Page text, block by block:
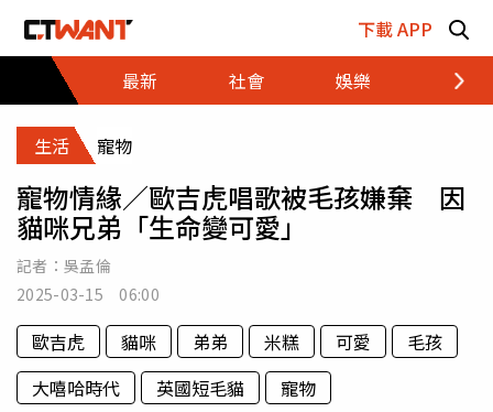
下載 APP
最新
社會 娛樂 財經
生活 寵物
寵物情緣／歐吉虎唱歌被毛孩嫌棄 因
貓咪兄弟「生命變可愛」
記者： 吳孟倫
2025-03-15 06:00
歐吉虎 貓咪 弟弟 米糕 可愛
毛孩
大嘻哈時代
英國短毛貓 寵物